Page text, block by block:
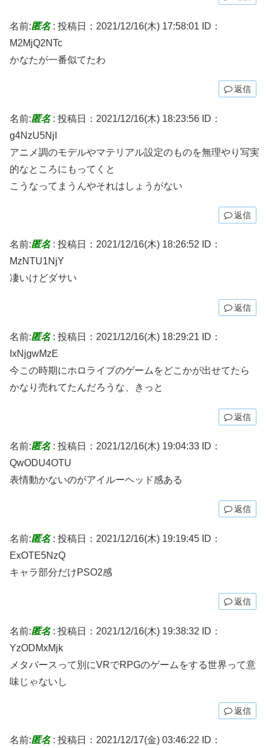
名前:匿名: 投稿日：2021/12/16(木) 17:58:01
ID：
M2MjQ2NTc
かなたが一番似てたわ
返信
名前:匿名: 投稿日：2021/12/16(木) 18:23:56 ID：
g4NzU5NjI
アニメ調のモデルやマテリアル設定のものを無理やり写実
的なところにもってくと
こうなってまうんやそれはしょうがない
返信
名前:匿名: 投稿日：2021/12/16(木) 18:26:52
ID：
MzNTU1NjY
凄いけどダサい
返信
名前:匿名: 投稿日：2021/12/16(木) 18:29:21
ID：
IxNjgwMzE
今この時期にホロライブのゲームをどこかが出せてたら
かなり売れてたんだろうな、きっと
返信
名前:匿名: 投稿日：2021/12/16(木) 19:04:33 ID：
QwODU4OTU
表情動かないのがアイルーヘッド感ある
返信
名前:匿名: 投稿日：2021/12/16(木) 19:19:45 ID：
ExOTE5NzQ
キャラ部分だけPSO2感
返信
名前:匿名: 投稿日：2021/12/16(木) 19:38:32
ID：
YzODMxMjk
メタバースって別にVRでRPGのゲームをする世界って意
味じゃないし
返信
名前:匿名: 投稿日：2021/12/17(金) 03:46:22
ID：